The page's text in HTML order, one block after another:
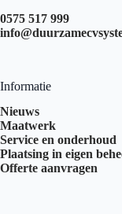
0575 517 999
Informatie
Nieuws
Maatwerk
Service en onderhoud
Plaatsing in eigen
Offerte aanvragen